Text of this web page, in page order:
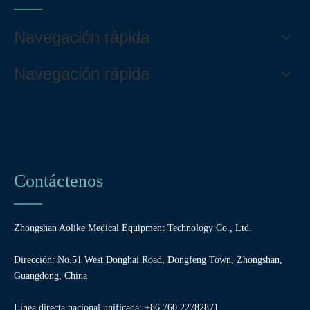
Navegación rápida
Navegación rápida
Contáctenos
Zhongshan Aolike Medical Equipment Technology Co., Ltd.
Dirección: No.51 West Donghai Road, Dongfeng Town, Zhongshan,
Guangdong, China
Línea directa nacional unificada: +86 760 22782871